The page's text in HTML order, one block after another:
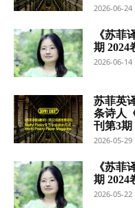
2026-06-24
《苏菲
期 2024
2026-06-14
苏菲英
条诗人
刊第3期
2026-05-29
《苏菲
期 2024
2026-05-22